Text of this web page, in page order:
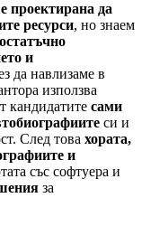
проектирана да
ресурси, но знаем
и
да навлизаме в
използва
кандидатите сами
си и
След това хората,
и
със софтуера и
за